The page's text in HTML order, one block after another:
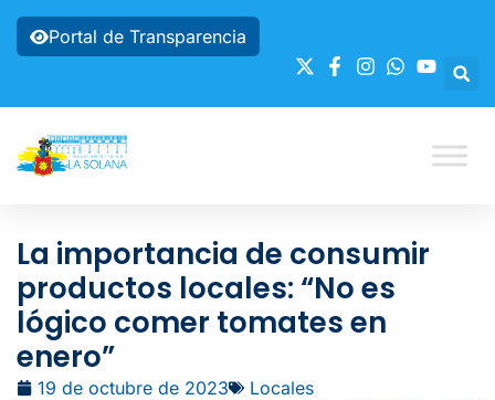
Portal de Transparencia
La importancia de consumir
productos locales: “No es
lógico comer tomates en
enero”
19 de octubre de 2023 Locales